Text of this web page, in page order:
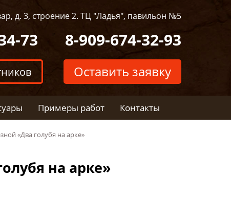
д. 3, строение 2. ТЦ "Ладья", павильон №5
8-909-674-32-93
73
Оставить заявку
Примеры работ Контакты
«Два голубя на арке»
на арке»